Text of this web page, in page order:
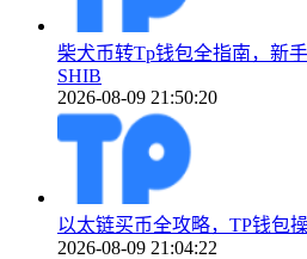
柴犬币转Tp钱包全指南，新
SHIB
2026-08-09 21:50:20
以太链买币全攻略，TP钱包
2026-08-09 21:04:22